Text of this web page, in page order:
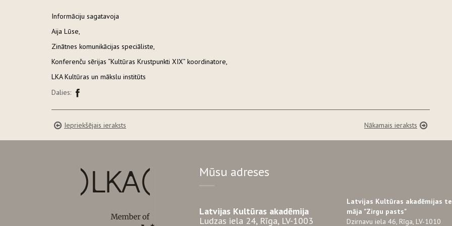
Informāciju sagatavoja
Aija Lūse,
Zinātnes komunikācijas speciāliste,
Konferenču sērijas “Kultūras Krustpunkti XIX” koordinatore,
LKA Kultūras un mākslu institūts
Dalies:
Iepriekšējais ieraksts Nākamais ieraksts
Mūsu adreses
Latvijas Kultūras akadēmija
Ludzas iela 24, Rīga, LV-1003
Latvijas Kultūras akadēmijas
māja "Zirgu pasts"
Dzirnavu iela 46, Rīga, LV-1010